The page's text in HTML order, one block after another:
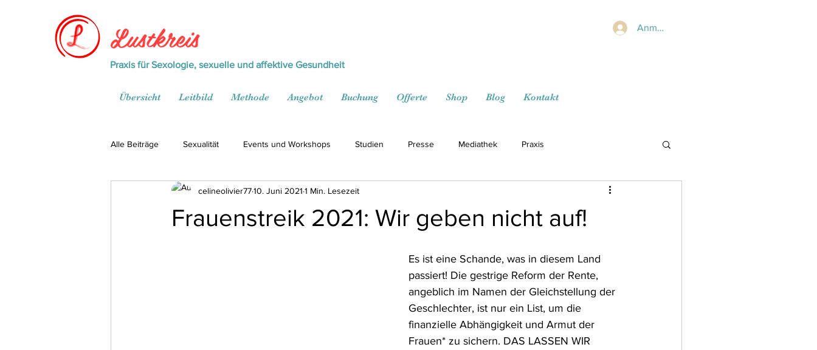
Lustkreis
Praxis für Sexologie, sexuelle und affektive Gesundheit
Übersicht Leitbild Methode Angebot Buchung Offerte Shop Blog Kontakt
Anmelden
Alle Beiträge Sexualität Events und Workshops Studien Presse Mediathek Praxis
Frauenstreik 2021: Wir geben nicht auf!
celineolivier7710. Juni 2021 1 Min. Lesezeit
Es ist eine Schande, was in diesem Land
passiert! Die gestrige Reform der Rente,
angeblich im Namen der Gleichstellung der
Geschlechter, ist nur ein List, um die
finanzielle Abhängigkeit und Armut der
Frauen* zu sichern. DAS LASSEN WIR